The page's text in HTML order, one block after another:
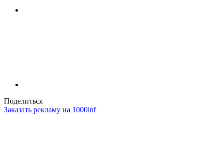
Поделиться
Заказать рекламу на 1000inf